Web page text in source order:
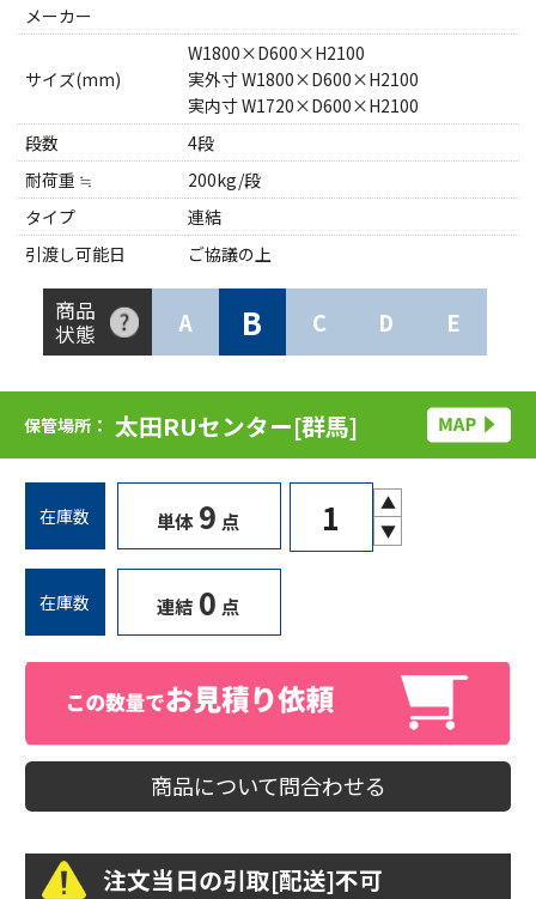
メーカー
サイズ(mm)
W1800×D600×H2100
実外寸 W1800×D600×H2100
実内寸 W1720×D600×H2100
段数
4段
耐荷重 ≒
200kg/段
タイプ
連結
引渡し可能日
ご協議の上
商品
状態
A B C D E
保管場所： 太田RUセンター[群馬]
在庫数 単体 9 点
▲
▼
在庫数 連結 0 点
商品について問合わせる
注文当日の引取[配送]不可